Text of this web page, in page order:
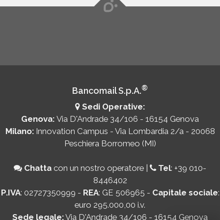
Bancomail S.p.A.®
Sedi Operative:
Genova: Via D'Andrade 34/106 - 16154 Genova
Milano: Innovation Campus - Via Lombardia 2/a - 20068
Peschiera Borromeo (MI)
Chatta con un nostro operatore | Tel: +39 010-
8446402
P.IVA: 02727350999 - REA: GE 506965 - Capitale sociale:
euro 295.000,00 i.v.
Sede legale:Via D'Andrade 34/106 - 16154 Genova